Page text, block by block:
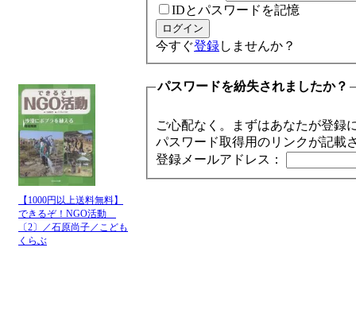
【1000円以上送料無料】
できるぞ！NGO活動
〔2〕／石原尚子／こども
くらぶ
IDとパスワードを記憶
今すぐ登録しませんか？
パスワードを紛失されましたか？
ご心配なく。まずはあなたが登録
パスワード取得用のリンクが記載
登録メールアドレス：